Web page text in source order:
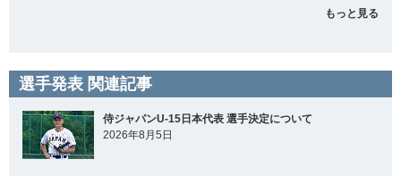
もっと見る
選手発表 関連記事
侍ジャパンU-15日本代表 選手決定について
2026年8月5日